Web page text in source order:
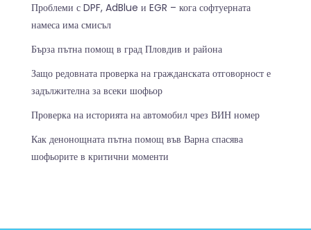
Проблеми с DPF, AdBlue и EGR – кога софтуерната
намеса има смисъл
Бърза пътна помощ в град Пловдив и района
Защо редовната проверка на гражданската отговорност е
задължителна за всеки шофьор
Проверка на историята на автомобил чрез ВИН номер
Как денонощната пътна помощ във Варна спасява
шофьорите в критични моменти